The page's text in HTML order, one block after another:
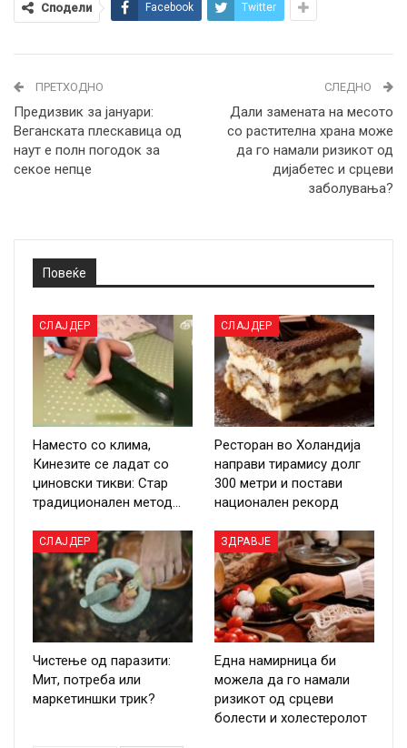
Сподели Facebook Twitter
ПРЕТХОДНО
Предизвик за јануари:
Веганската плескавица од
наут е полн погодок за
секое непце
СЛЕДНО
Дали замената на месото
со растителна храна може
да го намали ризикот од
дијабетес и срцеви
заболувања?
Повеќе
СЛАЈДЕР
Наместо со клима,
Кинезите се ладат со
џиновски тикви: Стар
традиционален метод…
СЛАЈДЕР
Ресторан во Холандија
направи тирамису долг
300 метри и постави
национален рекорд
СЛАЈДЕР
Чистење од паразити:
Мит, потреба или
маркетиншки трик?
ЗДРАВЈЕ
Една намирница би
можела да го намали
ризикот од срцеви
болести и холестеролот